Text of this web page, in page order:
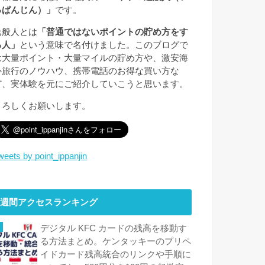
んじん）」 です。
般人とは 「普通ではないポイントの貯め方をす
」
という意味で名付けました。このブログで
大量ポイント・大量マイルの貯め方や、激安海
旅行のノウハウ、携帯電話のお得な買い方な
、実体験を元にご紹介していこうと思います。
しくお願いします。
by point_ippanjin
週間アクセスランキング
デジタル KFC カードの残高を移動す
る方法まとめ。ケンタッキーのプリペ
イドカード残高統合のリンクや手順に